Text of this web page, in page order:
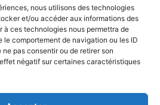
nous utilisons des technologies
et/ou accéder aux informations des
à ces technologies nous permettra de
le comportement de navigation ou les ID
pas consentir ou de retirer son
négatif sur certaines caractéristiques